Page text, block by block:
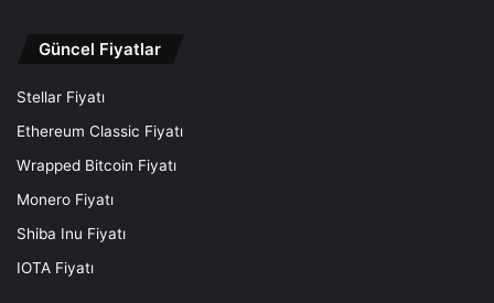
Güncel Fiyatlar
Stellar Fiyatı
Ethereum Classic Fiyatı
Wrapped Bitcoin Fiyatı
Monero Fiyatı
Shiba Inu Fiyatı
IOTA Fiyatı